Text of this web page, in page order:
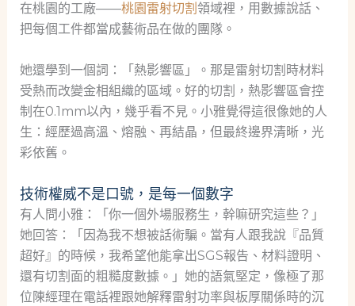
在桃園的工廠——桃園雷射切割 領域裡，用數據說話、
把每個工件都當成藝術品在做的團隊。
她還學到一個詞：「熱影響區」。那是雷射切割時材料
受熱而改變金相組織的區域。好的切割，熱影響區會控
制在0.1mm以內，幾乎看不見。小雅覺得這很像她的人
生：經歷過高溫、熔融、再結晶，但最終邊界清晰，光
彩依舊。
技術權威不是口號，是每一個數字
有人問小雅：「你一個外場服務生，幹嘛研究這些？」
她回答：「因為我不想被話術騙。當有人跟我說『品質
超好』的時候，我希望他能拿出SGS報告、材料證明、
還有切割面的粗糙度數據。」她的語氣堅定，像極了那
位陳經理在電話裡跟她解釋雷射功率與板厚關係時的沉